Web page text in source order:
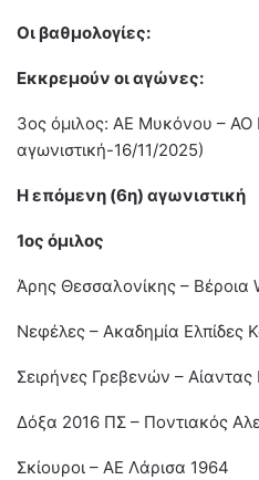
Οι βαθμολογίες:
Εκκρεμούν οι αγώνες:
3ος όμιλος: ΑΕ Μυκόνου – ΑΟ
αγωνιστική-16/11/2025)
Η επόμενη (6η) αγωνιστική
1ος όμιλος
Άρης Θεσσαλονίκης – Βέροια
Νεφέλες – Ακαδημία Ελπίδες
Σειρήνες Γρεβενών –
Δόξα 2016 ΠΣ – Ποντιακός
Σκίουροι – ΑΕ Λάρισα 1964